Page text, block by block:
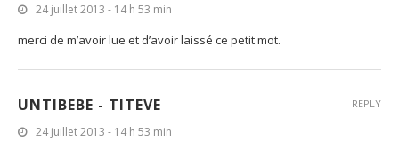
24 juillet 2013 - 14 h 53 min
merci de m’avoir lue et d’avoir laissé ce petit mot.
UNTIBEBE - TITEVE
24 juillet 2013 - 14 h 53 min
REPLY